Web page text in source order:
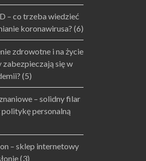
– co trzeba wiedzieć
koronawirusa? (6)
zdrowotne i na życie
zabezpieczają się w
(5)
– solidny filar
personalną
– sklep internetowy
(3)